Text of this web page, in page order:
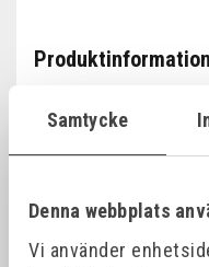
Samtycke
Denna webbplats
Vi använder
Produktinformation